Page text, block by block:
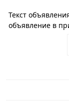
Текст
объявление в